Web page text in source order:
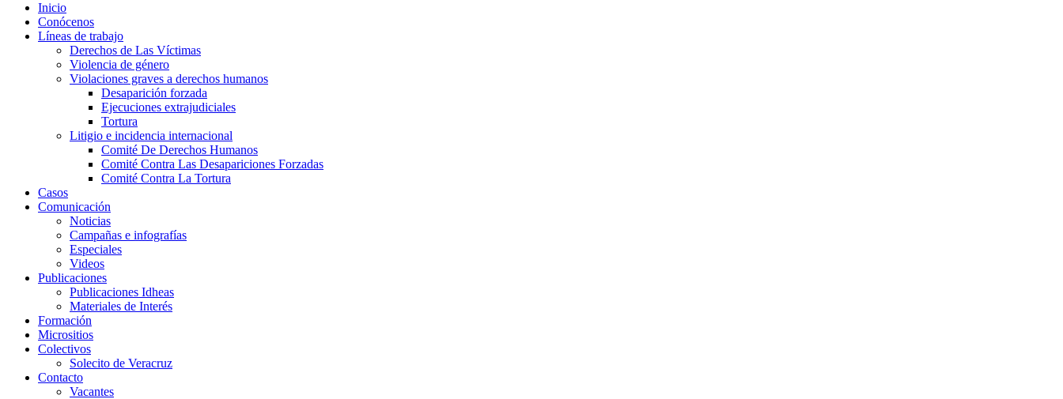
Inicio
Conócenos
Líneas de trabajo
Derechos de Las Víctimas
Violencia de género
Violaciones graves a derechos humanos
Desaparición forzada​
Ejecuciones extrajudiciales
Tortura
Litigio e incidencia internacional
Comité De Derechos Humanos​
Comité Contra Las Desapariciones Forzadas
Comité Contra La Tortura​
Casos
Comunicación
Noticias
Campañas e infografías
Especiales
Videos
Publicaciones
Publicaciones Idheas
Materiales de Interés
Formación
Micrositios
Colectivos
Solecito de Veracruz
Contacto
Vacantes